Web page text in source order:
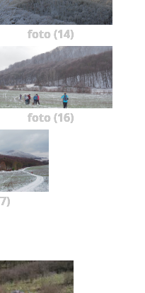
foto (14)
foto (16)